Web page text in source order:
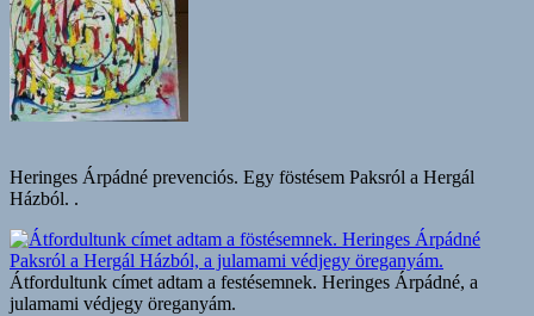
Heringes Árpádné prevenciós. Egy föstésem Paksról a Hergál
Házból. .
Átfordultunk címet adtam a festésemnek. Heringes Árpádné, a
julamami védjegy öreganyám.